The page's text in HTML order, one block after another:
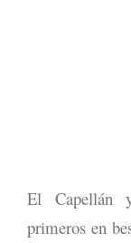
El Capellán
primeros en